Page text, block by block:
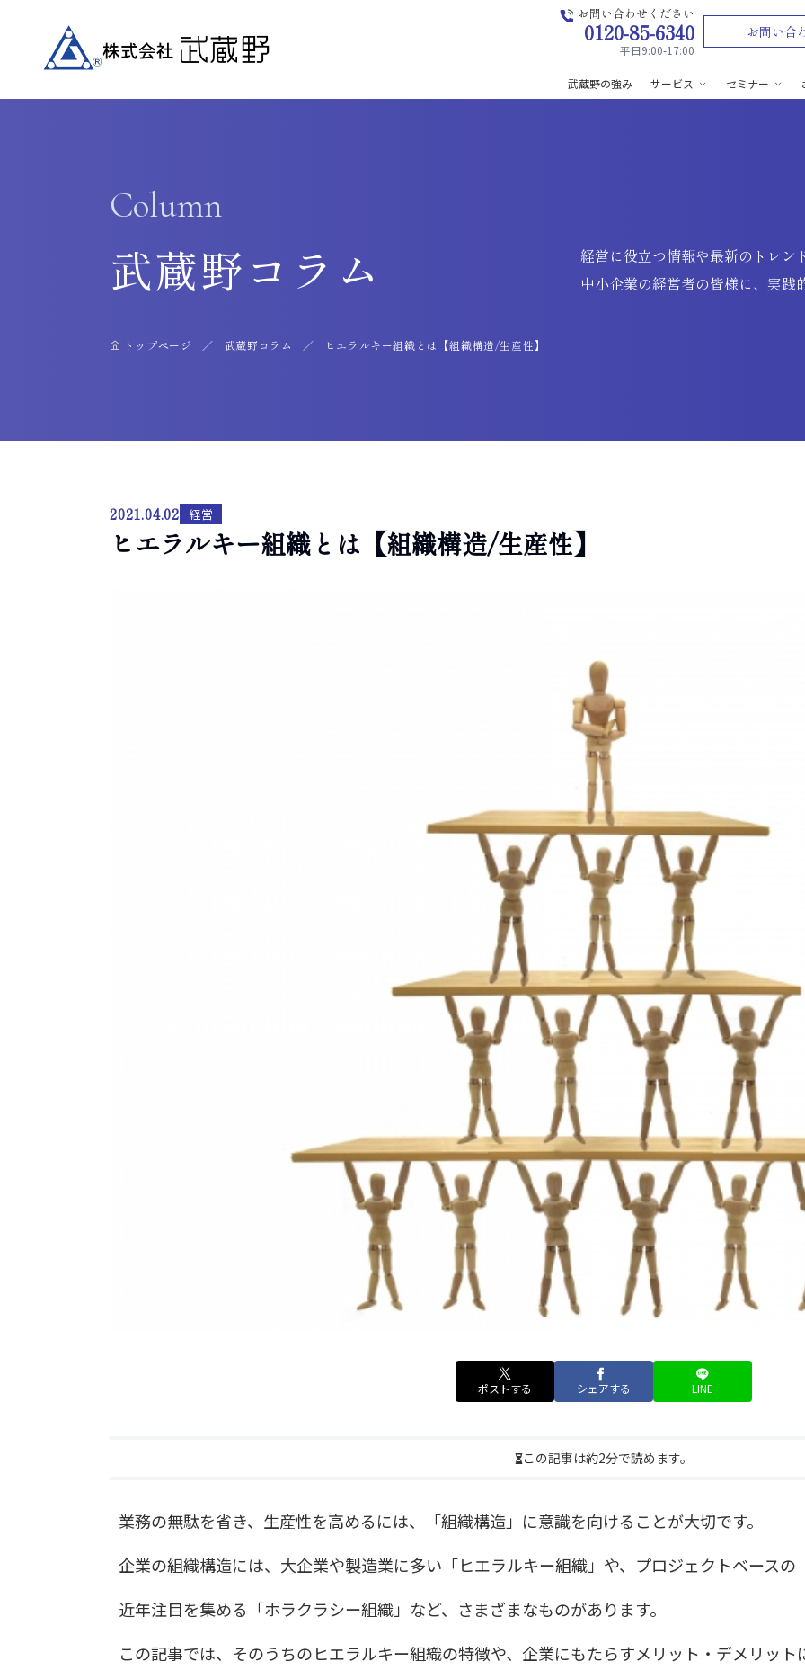
お問い合わせください
0120-85-6340
平日9:00-17:00
お問い合
武蔵野の強み サービス セミナー
Column
武蔵野コラム
トップページ 武蔵野コラム ヒエラルキー組織とは【組織構造/生産性】
経営に役立つ情報や最新のトレン
中小企業の経営者の皆様に、実践
2021.04.02 経営
ヒエラルキー組織とは【組織構造/生産性】
ポストする シェアする LINE
この記事は約2分で読めます。
業務の無駄を省き、生産性を高めるには、「組織構造」に意識を向けることが大切です。
企業の組織構造には、大企業や製造業に多い「ヒエラルキー組織」や、プロジェクトベースの
近年注目を集める「ホラクラシー組織」など、さまざまなものがあります。
この記事では、そのうちのヒエラルキー組織の特徴や、企業にもたらすメリット・デメリット